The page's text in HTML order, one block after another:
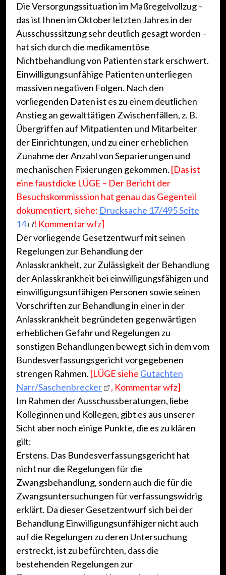
Die Versorgungssituation im Maßregelvollzug –
das ist Ihnen im Oktober letzten Jahres in der
Ausschusssitzung sehr deutlich gesagt worden –
hat sich durch die medikamentöse
Nichtbehandlung von Patienten stark erschwert.
Einwilligungsunfähige Patienten unterliegen
massiven negativen Folgen. Nach den
vorliegenden Daten ist es zu einem deutlichen
Anstieg an gewalttätigen Zwischenfällen, z. B.
Übergriffen auf Mitpatienten und Mitarbeiter
der Einrichtungen, und zu einer erheblichen
Zunahme der Anzahl von Separierungen und
mechanischen Fixierungen gekommen. [Das ist
eine faustdicke LÜGE – Der Bericht der
Besuchskommisssion hat genau das Gegenteil
dokumentiert, siehe: Drucksache 17/495 Seite
14
! Kommentar wfz]
Der vorliegende Gesetzentwurf mit seinen
Regelungen zur Behandlung der
Anlasskrankheit, zur Zulässigkeit der Behandlung
der Anlasskrankheit bei einwilligungsfähigen und
einwilligungsunfähigen Personen sowie seinen
Vorschriften zur Behandlung in einer in der
Anlasskrankheit begründeten gegenwärtigen
erheblichen Gefahr und Regelungen zu
sonstigen Behandlungen bewegt sich in dem vom
Bundesverfassungsgericht vorgegebenen
strengen Rahmen. [LÜGE siehe Gutachten
Narr/Saschenbrecker
, Kommentar wfz]
Im Rahmen der Ausschussberatungen, liebe
Kolleginnen und Kollegen, gibt es aus unserer
Sicht aber noch einige Punkte, die es zu klären
gilt:
Erstens. Das Bundesverfassungsgericht hat
nicht nur die Regelungen für die
Zwangsbehandlung, sondern auch die für die
Zwangsuntersuchungen für verfassungswidrig
erklärt. Da dieser Gesetzentwurf sich bei der
Behandlung Einwilligungsunfähiger nicht auch
auf die Regelungen zu deren Untersuchung
erstreckt, ist zu befürchten, dass die
bestehenden Regelungen zur